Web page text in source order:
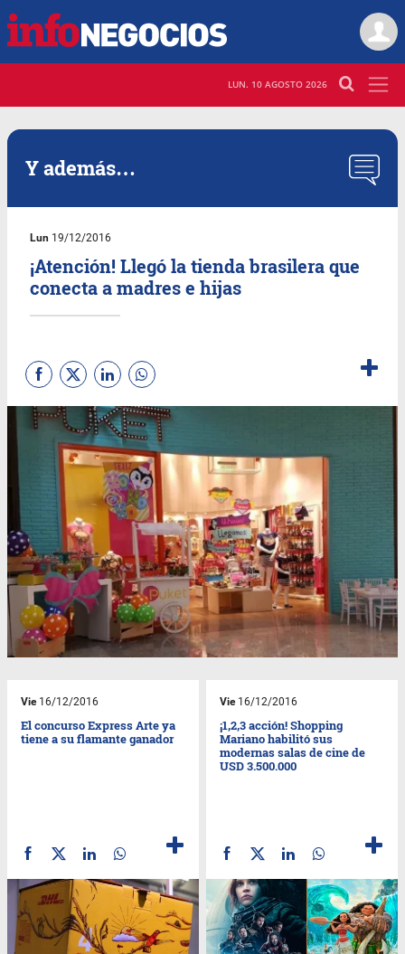
LUN. 10 AGOSTO 2026
Y además…
Lun 19/12/2016
¡Atención! Llegó la tienda brasilera que
conecta a madres e hijas
Vie16/12/2016
El concurso Express Arte ya
tiene a su flamante ganador
Vie16/12/2016
¡1,2,3 acción! Shopping
Mariano habilitó sus
modernas salas de cine de
USD 3.500.000